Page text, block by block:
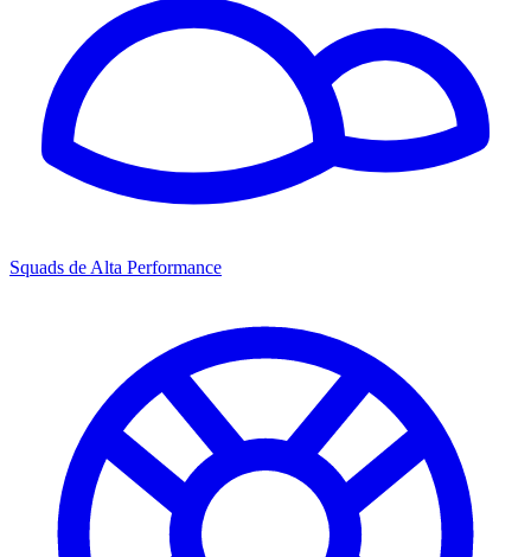
Squads de Alta Performance